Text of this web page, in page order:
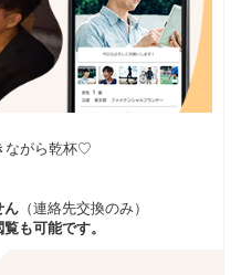
ながら乾杯♡
ん （連絡先交換のみ）
も可能です。